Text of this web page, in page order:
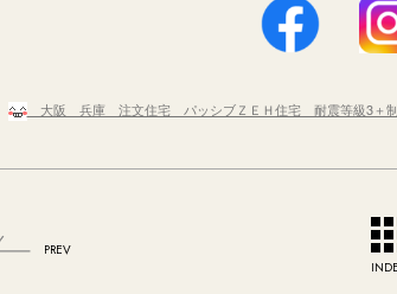
大阪 兵庫 注文住宅 パッシブＺＥＨ住宅 耐震等級3＋
PREV